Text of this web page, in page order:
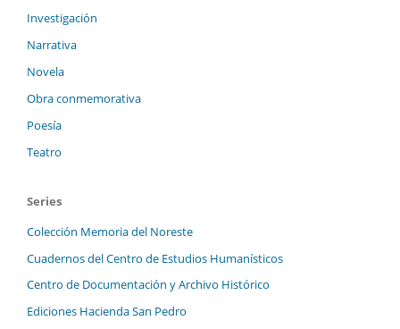
Investigación
Narrativa
Novela
Obra conmemorativa
Poesía
Teatro
Series
Colección Memoria del Noreste
Cuadernos del Centro de Estudios Humanísticos
Centro de Documentación y Archivo Histórico
Ediciones Hacienda San Pedro